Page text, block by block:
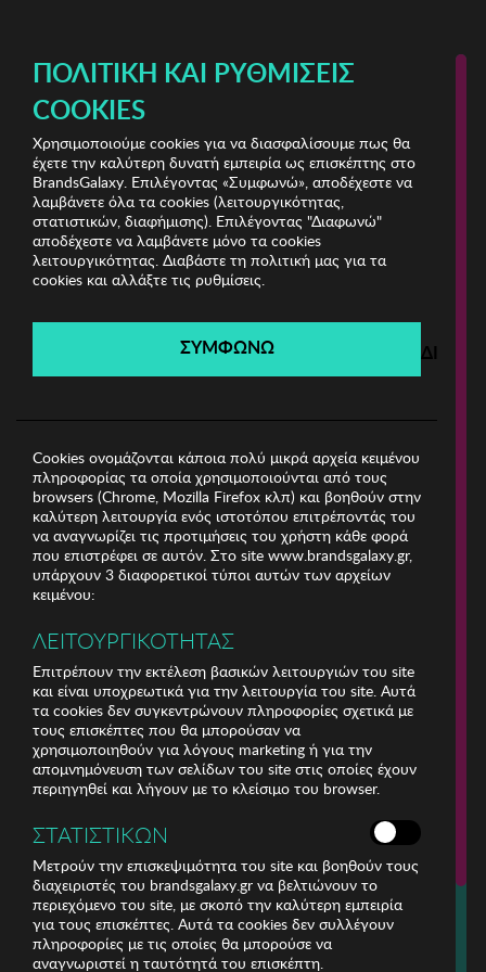
Miorre Fantasy ΓΥΝΑΙΚΑ
Miorre Fantasy
Λήγει σε: 00ημέρες | 00ώρες 00λεπτά 00δευτ.
Filters
Για τηλεφωνικές παραγγελίες καλέστε
211 18 94 400
(Δευτέρα έως Παρασκευή 9:30 - 14:30 & 24ώρες Φωνητική Πύλη)
ΠΟΛΙΤΙΚΉ ΚΑΙ ΡΥΘΜΊΣΕΙΣ
COOKIES
Χρησιμοποιούμε cookies για να διασφαλίσουμε πως θα
έχετε την καλύτερη δυνατή εμπειρία ως επισκέπτης στο
BrandsGalaxy. Επιλέγοντας «Συμφωνώ», αποδέχεστε να
λαμβάνετε όλα τα cookies (λειτουργικότητας,
στατιστικών, διαφήμισης). Επιλέγοντας "Διαφωνώ"
αποδέχεστε να λαμβάνετε μόνο τα cookies
λειτουργικότητας. Διαβάστε τη πολιτική μας για τα
cookies και αλλάξτε τις ρυθμίσεις.
ΣΥΜΦΩΝΩ
Cookies ονομάζονται κάποια πολύ μικρά αρχεία κειμένου
πληροφορίας τα οποία χρησιμοποιούνται από τους
browsers (Chrome, Mozilla Firefox κλπ) και βοηθούν στην
καλύτερη λειτουργία ενός ιστοτόπου επιτρέποντάς του
να αναγνωρίζει τις προτιμήσεις του χρήστη κάθε φορά
που επιστρέφει σε αυτόν. Στο site www.brandsgalaxy.gr,
υπάρχουν 3 διαφορετικοί τύποι αυτών των αρχείων
κειμένου:
ΛΕΙΤΟΥΡΓΙΚΟΤΗΤΑΣ
Επιτρέπουν την εκτέλεση βασικών λειτουργιών του site
και είναι υποχρεωτικά για την λειτουργία του site. Αυτά
τα cookies δεν συγκεντρώνουν πληροφορίες σχετικά με
τους επισκέπτες που θα μπορούσαν να
χρησιμοποιηθούν για λόγους marketing ή για την
απομνημόνευση των σελίδων του site στις οποίες έχουν
περιηγηθεί και λήγουν με το κλείσιμο του browser.
ΣΤΑΤΙΣΤΙΚΩΝ
Μετρούν την επισκεψιμότητα του site και βοηθούν τους
διαχειριστές του brandsgalaxy.gr να βελτιώνουν το
περιεχόμενο του site, με σκοπό την καλύτερη εμπειρία
για τους επισκέπτες. Αυτά τα cookies δεν συλλέγουν
πληροφορίες με τις οποίες θα μπορούσε να
αναγνωριστεί η ταυτότητά του επισκέπτη.